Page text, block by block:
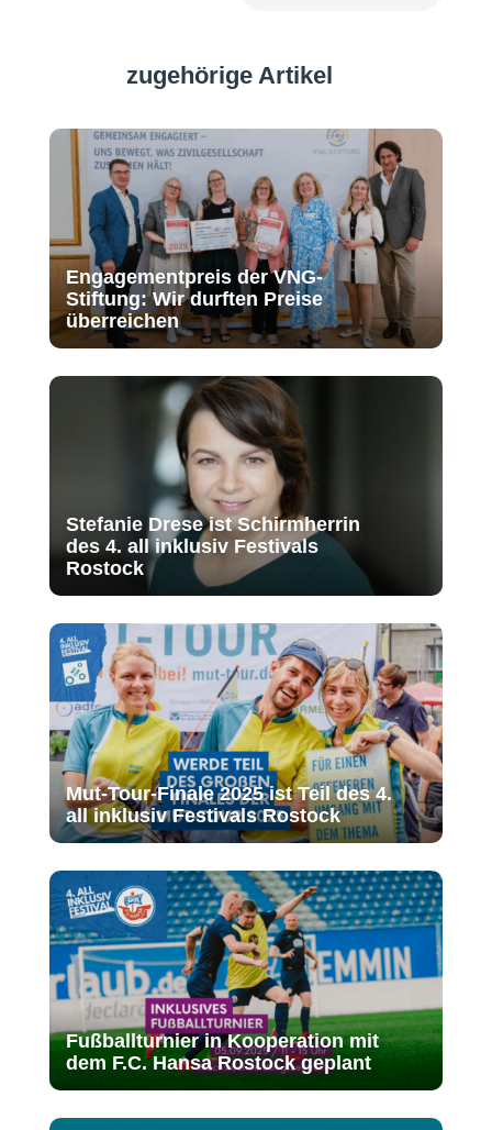
zugehörige Artikel
Engagementpreis der VNG-
Stiftung: Wir durften Preise
überreichen
Stefanie Drese ist Schirmherrin
des 4. all inklusiv Festivals
Rostock
Mut-Tour-Finale 2025 ist Teil des 4.
all inklusiv Festivals Rostock
Fußballturnier in Kooperation mit
dem F.C. Hansa Rostock geplant